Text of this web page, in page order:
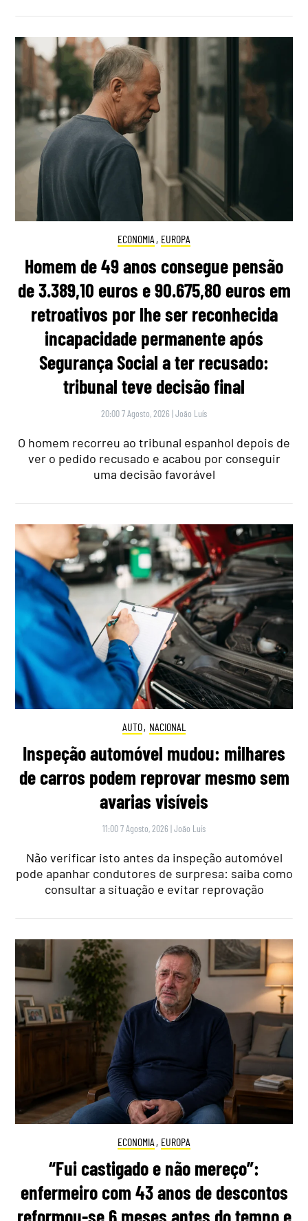
ECONOMIA , EUROPA
Homem de 49 anos consegue pensão
de 3.389,10 euros e 90.675,80 euros em
retroativos por lhe ser reconhecida
incapacidade permanente após
Segurança Social a ter recusado:
tribunal teve decisão final
20:00 7 Agosto, 2026 |João Luís
O homem recorreu ao tribunal espanhol depois de
ver o pedido recusado e acabou por conseguir
uma decisão favorável
AUTO, NACIONAL
Inspeção automóvel mudou: milhares
de carros podem reprovar mesmo sem
avarias visíveis
11:00 7 Agosto, 2026 |João Luís
Não verificar isto antes da inspeção automóvel
pode apanhar condutores de surpresa: saiba como
consultar a situação e evitar reprovação
ECONOMIA , EUROPA
“Fui castigado e não mereço”:
enfermeiro com 43 anos de descontos
reformou-se 6 meses antes do tempo e